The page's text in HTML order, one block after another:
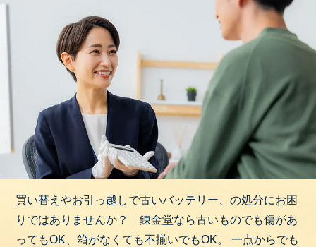
他社で断られたお品物でも、当店なら思わぬ価格が
つくことも！
お値段がつかない場合でも、可能な限り引き取りさ
せていただきます。
お申込みはお電話一本！お気軽に錬金堂へご相談く
ださい！
買い替えやお引っ越しで古いバッテリー、の処分にお困
りではありませんか？ 錬金堂なら古いものでも傷があ
ってもOK、箱がなくても不揃いでもOK。 一点からでも